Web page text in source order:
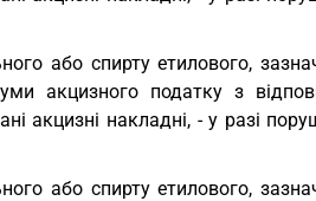
або спирту етилового,
акцизного податку з
акцизні накладні, - у разі
або спирту етилового,